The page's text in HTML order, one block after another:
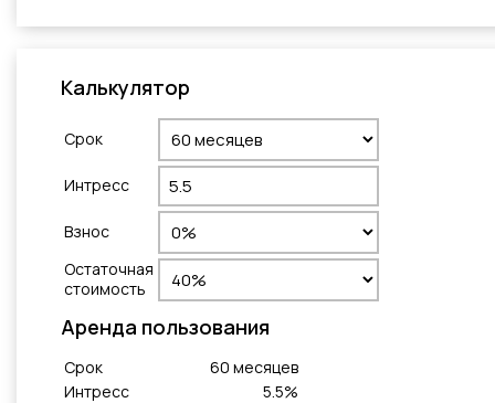
Калькулятор
Cрок
Интресс
Взнос
Остаточная
стоимость
Aренда пользования
Cрок 60 месяцeв
Интресс
5.5%